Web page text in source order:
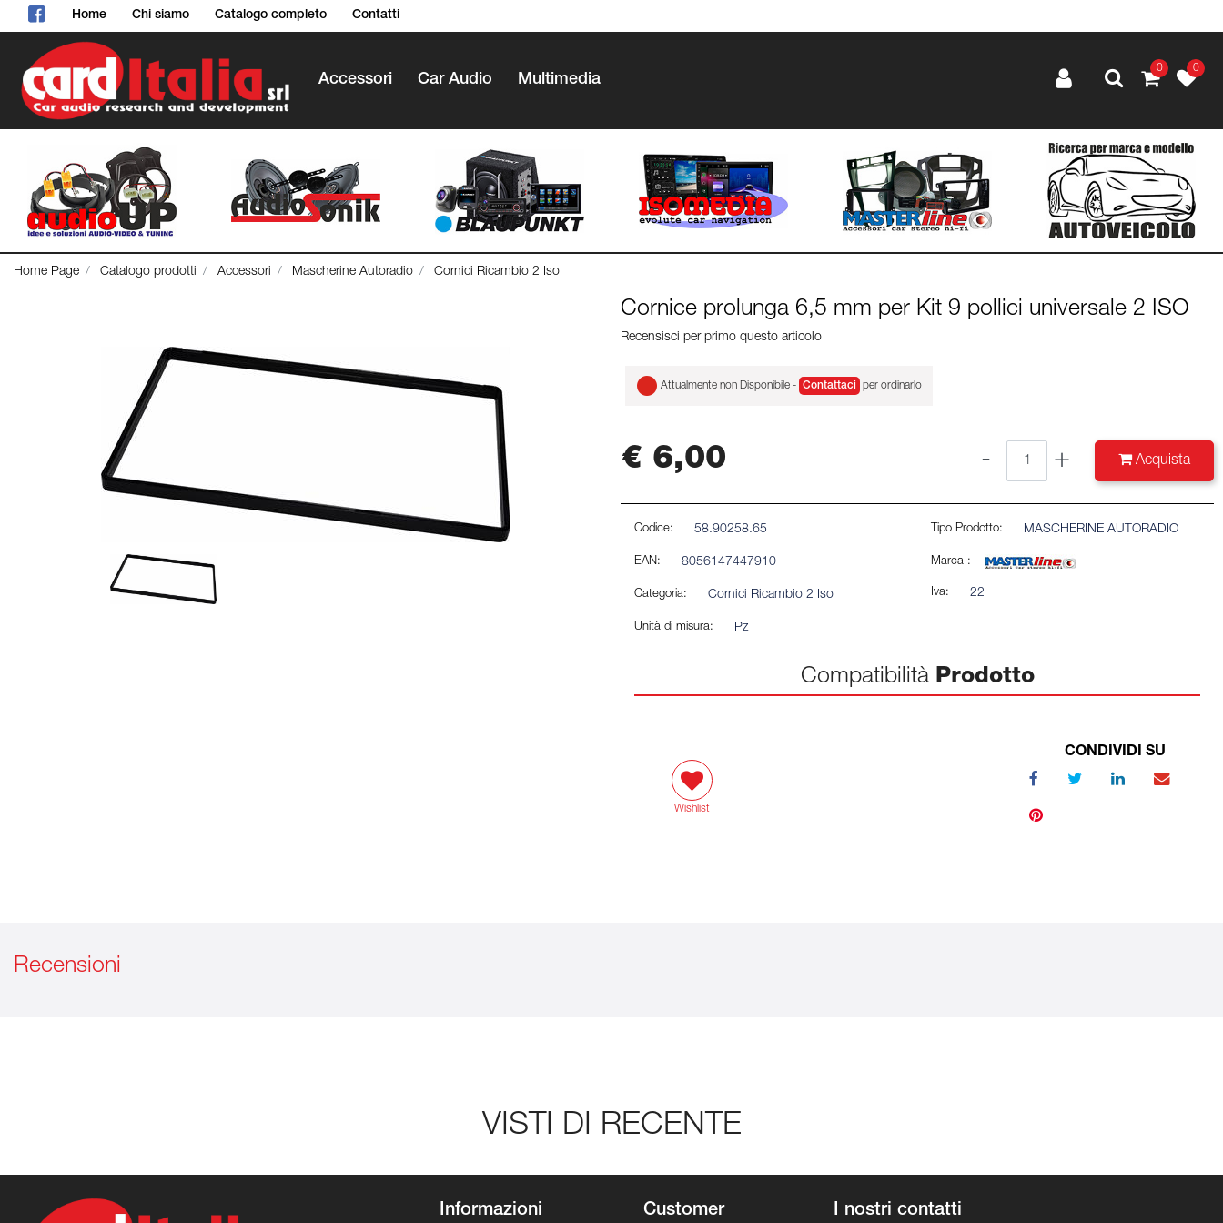
Home Chi siamo Catalogo completo Contatti
Accessori Car Audio Multimedia
0 0
Home Page Catalogo prodotti Accessori Mascherine Autoradio Cornici Ricambio 2 Iso
Cornice prolunga 6,5 mm per Kit 9 pollici universale 2 ISO
Recensisci per primo questo articolo
Attualmente non Disponibile - Contattaci per ordinarlo
€ 6,00 Acquista
Codice: 58.90258.65
EAN: 8056147447910
Categoria: Cornici Ricambio 2 Iso
Unità di misura: Pz
Tipo Prodotto: MASCHERINE AUTORADIO
Marca :
Iva: 22
Compatibilità Prodotto
Wishlist
CONDIVIDI SU
Recensioni
VISTI DI RECENTE
Informazioni Customer I nostri contatti